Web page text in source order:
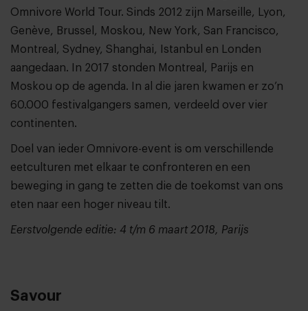
Omnivore World Tour. Sinds 2012 zijn Marseille, Lyon,
Genève, Brussel, Moskou, New York, San Francisco,
Montreal, Sydney, Shanghai, Istanbul en Londen
aangedaan. In 2017 stonden Montreal, Parijs en
Moskou op de agenda. In al die jaren kwamen er zo’n
60.000 festivalgangers samen, verdeeld over vier
continenten.
Doel van ieder Omnivore-event is om verschillende
eetculturen met elkaar te confronteren en een
beweging in gang te zetten die de toekomst van ons
eten naar een hoger niveau tilt.
Eerstvolgende editie: 4 t/m 6 maart 2018, Parijs
Savour